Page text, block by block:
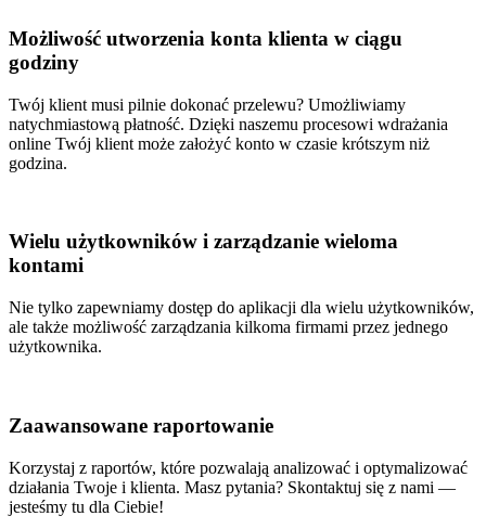
Możliwość utworzenia konta klienta w ciągu
godziny
Twój klient musi pilnie dokonać przelewu? Umożliwiamy
natychmiastową płatność. Dzięki naszemu procesowi wdrażania
online Twój klient może założyć konto w czasie krótszym niż
godzina.
Wielu użytkowników i zarządzanie wieloma
kontami
Nie tylko zapewniamy dostęp do aplikacji dla wielu użytkowników,
ale także możliwość zarządzania kilkoma firmami przez jednego
użytkownika.
Zaawansowane raportowanie
Korzystaj z raportów, które pozwalają analizować i optymalizować
działania Twoje i klienta. Masz pytania? Skontaktuj się z nami —
jesteśmy tu dla Ciebie!